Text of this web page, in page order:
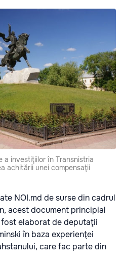
a investiţiilor în Transnistria
achitării unei compensaţii
NOI.md de surse din cadrul
acest document principial
elaborat de deputaţii
în baza experienţei
care fac parte din